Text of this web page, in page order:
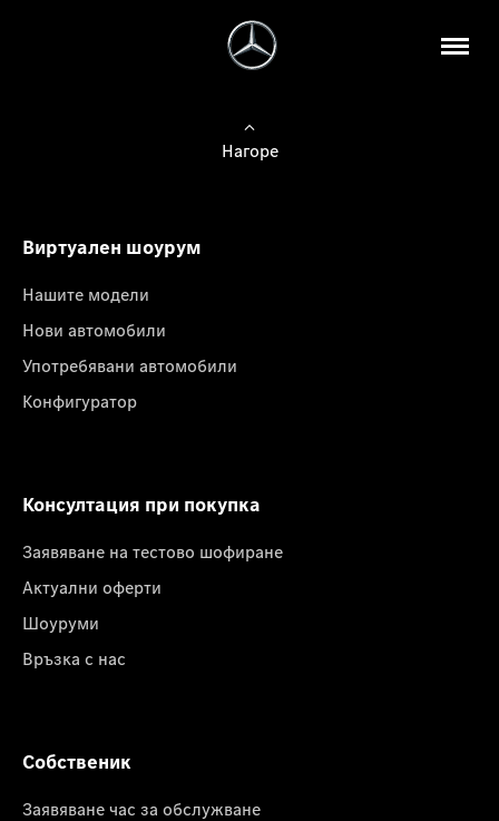
Нагоре
Виртуален шоурум
Нашите модели
Нови автомобили
Употребявани автомобили
Конфигуратор
Консултация при покупка
Заявяване на тестово шофиране
Актуални оферти
Шоуруми
Връзка с нас
Собственик
Заявяване час за обслужване